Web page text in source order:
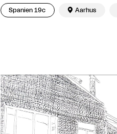
Spanien 19c  Aarhus